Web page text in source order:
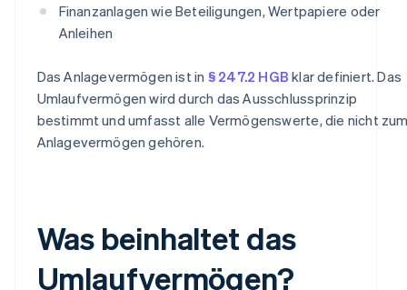
Finanzanlagen wie Beteiligungen, Wertpapiere oder
Anleihen
Das Anlagevermögen ist in § 247.2 HGB klar definiert. Das
Umlaufvermögen wird durch das Ausschlussprinzip
bestimmt und umfasst alle Vermögenswerte, die nicht
Anlagevermögen gehören.
Was beinhaltet das
Umlaufvermögen?